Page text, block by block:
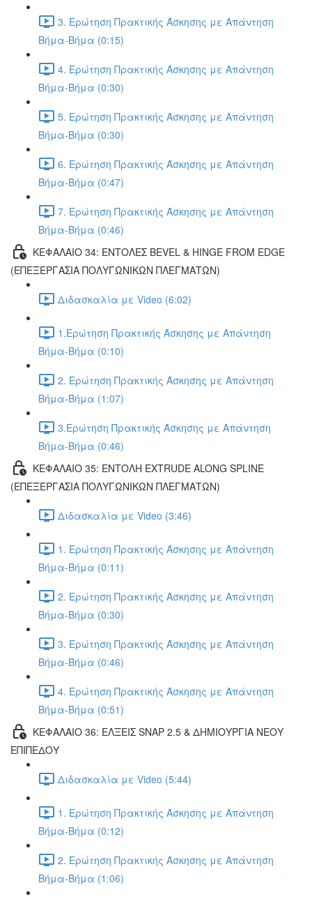
3. Ερώτηση Πρακτικής Άσκησης με Απάντηση
Βήμα-Βήμα (0:15)
4. Ερώτηση Πρακτικής Άσκησης με Απάντηση
Βήμα-Βήμα (0:30)
5. Ερώτηση Πρακτικής Άσκησης με Απάντηση
Βήμα-Βήμα (0:30)
6. Ερώτηση Πρακτικής Άσκησης με Απάντηση
Βήμα-Βήμα (0:47)
7. Ερώτηση Πρακτικής Άσκησης με Απάντηση
Βήμα-Βήμα (0:46)
ΚΕΦΑΛΑΙΟ 34: ΕΝΤΟΛΕΣ BEVEL & HINGE FROM EDGE
(ΕΠΕΞΕΡΓΑΣΙΑ ΠΟΛΥΓΩΝΙΚΩΝ ΠΛΕΓΜΑΤΩΝ)
Διδασκαλία με Video (6:02)
1.Ερώτηση Πρακτικής Άσκησης με Απάντηση
Βήμα-Βήμα (0:10)
2. Ερώτηση Πρακτικής Άσκησης με Απάντηση
Βήμα-Βήμα (1:07)
3.Ερώτηση Πρακτικής Άσκησης με Απάντηση
Βήμα-Βήμα (0:46)
ΚΕΦΑΛΑΙΟ 35: ΕΝΤΟΛΗ EXTRUDE ALONG SPLINE
(ΕΠΕΞΕΡΓΑΣΙΑ ΠΟΛΥΓΩΝΙΚΩΝ ΠΛΕΓΜΑΤΩΝ)
Διδασκαλία με Video (3:46)
1. Ερώτηση Πρακτικής Άσκησης με Απάντηση
Βήμα-Βήμα (0:11)
2. Ερώτηση Πρακτικής Άσκησης με Απάντηση
Βήμα-Βήμα (0:30)
3. Ερώτηση Πρακτικής Άσκησης με Απάντηση
Βήμα-Βήμα (0:46)
4. Ερώτηση Πρακτικής Άσκησης με Απάντηση
Βήμα-Βήμα (0:51)
ΚΕΦΑΛΑΙΟ 36: ΕΛΞΕΙΣ SNAP 2.5 & ΔΗΜΙΟΥΡΓΙΑ ΝΕΟΥ
ΕΠΙΠΕΔΟΥ
Διδασκαλία με Video (5:44)
1. Ερώτηση Πρακτικής Άσκησης με Απάντηση
Βήμα-Βήμα (0:12)
2. Ερώτηση Πρακτικής Άσκησης με Απάντηση
Βήμα-Βήμα (1:06)